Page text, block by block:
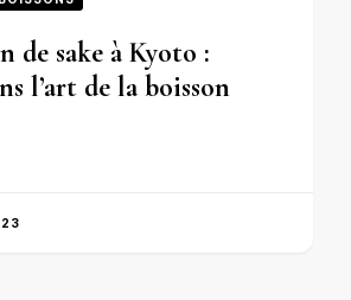
de sake à Kyoto :
l’art de la boisson